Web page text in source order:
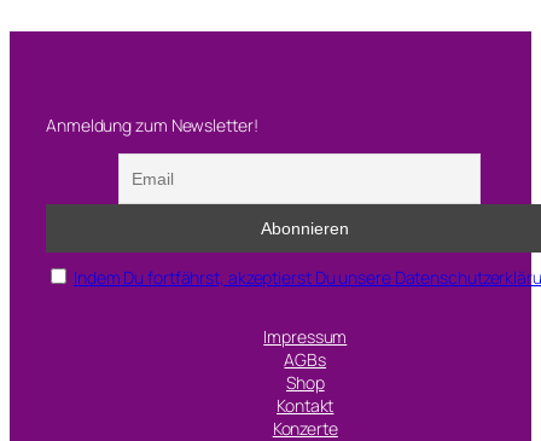
Anmeldung zum Newsletter!
Indem Du fortfährst, akzeptierst Du unsere
Impressum
AGBs
Shop
Kontakt
Konzerte